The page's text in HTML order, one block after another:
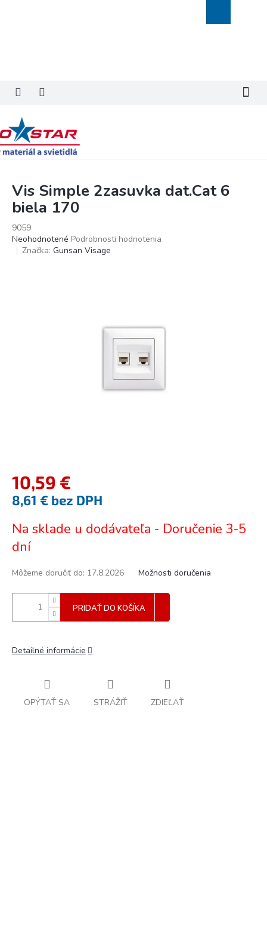
košík
Vis Simple 2zasuvka dat.Cat 6
biela 170
9059
Priemerné
hodnotenie
Neohodnotené Podrobnosti hodnotenia
Značka: Gunsan Visage
10,59 €
8,61 € bez DPH
cena:
Na sklade u dodávateľa - Doručenie 3-5
dní
Môžeme doručiť do: 17.8.2026 Možnosti doručenia
PRIDAŤ DO KOŠÍKA
Detailné informácie
OPÝTAŤ SA STRÁŽIŤ ZDIEĽAŤ